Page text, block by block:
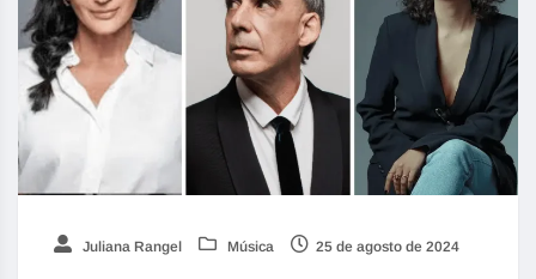
Juliana Rangel Música 25 de agosto de 2024